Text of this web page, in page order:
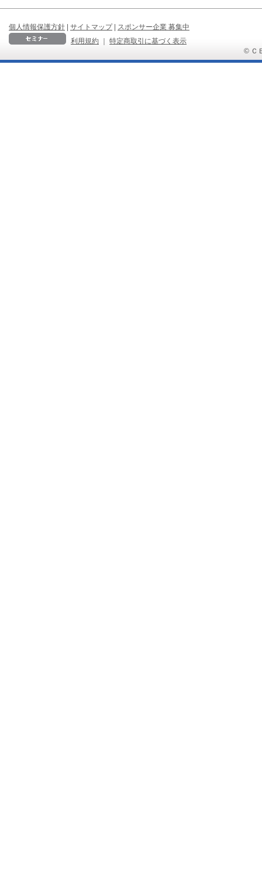
個人情報保護方針 | サイトマップ | スポンサー企業 募集中
利用規約
｜
特定商取引に基づく表示
© Ｃ